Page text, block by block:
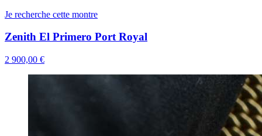
Je recherche cette montre
Zenith El Primero Port Royal
2 900,00 €